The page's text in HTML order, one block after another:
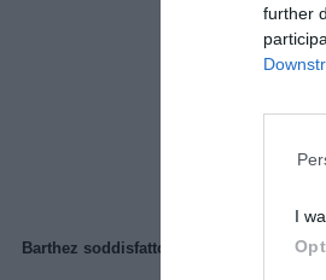
further
I
Barthez soddisfatto del Manchester